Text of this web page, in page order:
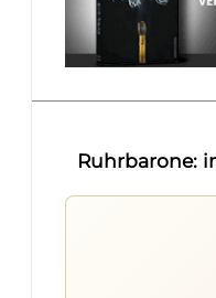
Ruhrbarone: